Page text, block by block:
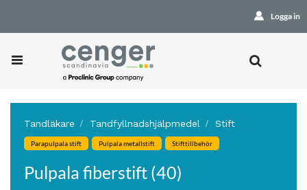
Logga in
Tandläkare Tandfyllnadshjälpmedel Stift
Parapulpala stift Pulpala metallstift Stifttillbehör
Pulpala fiberstift (40)